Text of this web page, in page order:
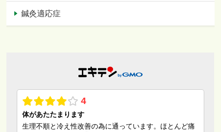
鍼灸適応症